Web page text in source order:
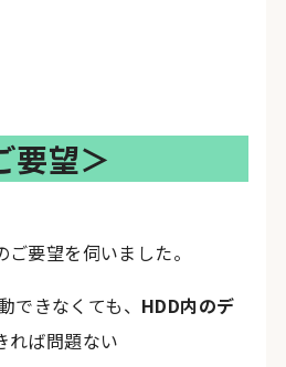
要望＞
要望を伺いました。
できなくても、 HDD内のデ
れば問題ない